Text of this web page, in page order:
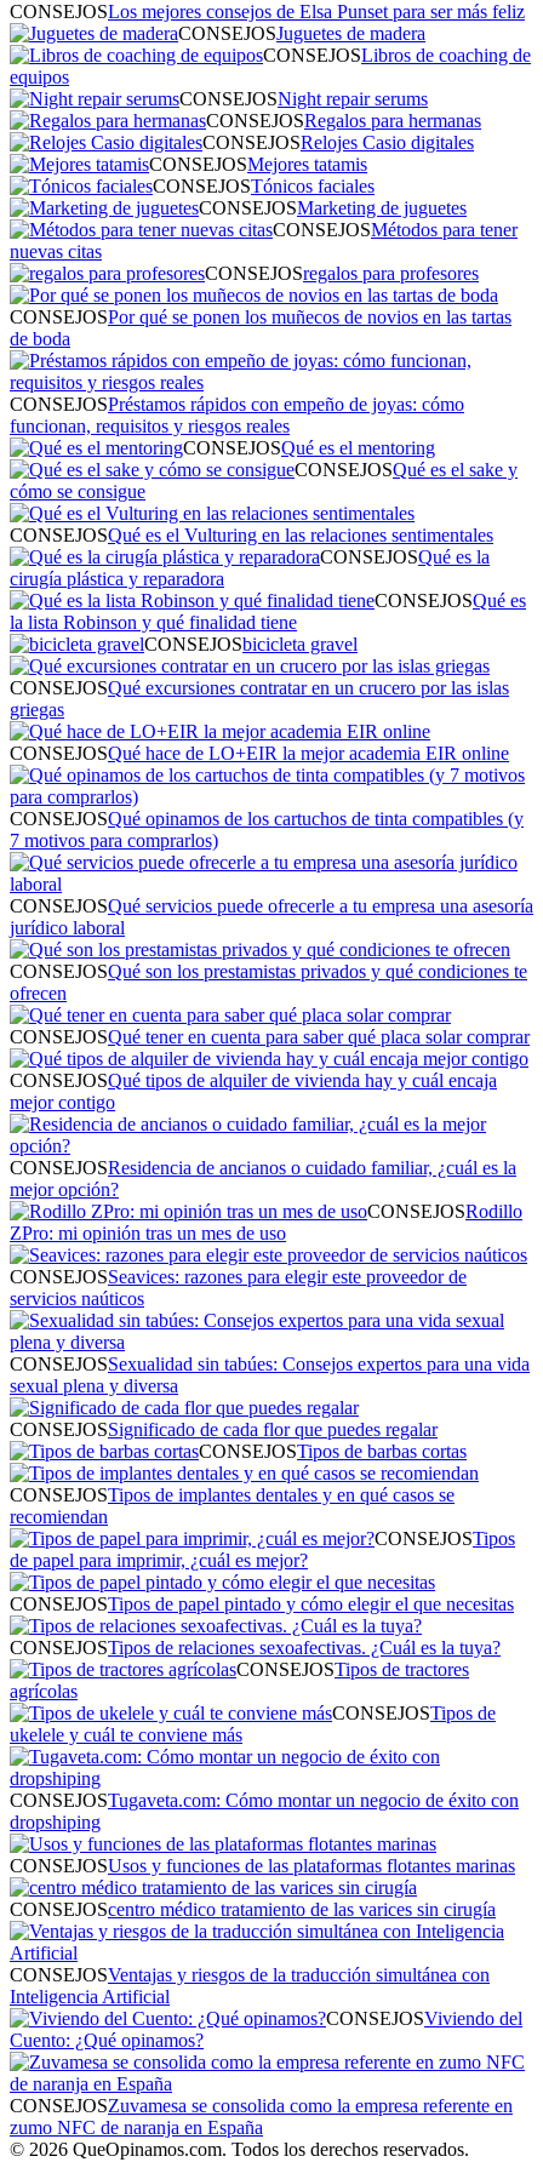
CONSEJOSLos mejores consejos de Elsa Punset para ser más feliz
CONSEJOSJuguetes de madera
CONSEJOSLibros de coaching de
equipos
CONSEJOSNight repair serums
CONSEJOSRegalos para hermanas
CONSEJOSRelojes Casio digitales
CONSEJOSMejores tatamis
CONSEJOSTónicos faciales
CONSEJOSMarketing de juguetes
CONSEJOSMétodos para tener
nuevas citas
CONSEJOSregalos para profesores
CONSEJOSPor qué se ponen los muñecos de novios en las tartas
de boda
CONSEJOSPréstamos rápidos con empeño de joyas: cómo
funcionan, requisitos y riesgos reales
CONSEJOSQué es el mentoring
CONSEJOSQué es el sake y
cómo se consigue
CONSEJOSQué es el Vulturing en las relaciones sentimentales
CONSEJOSQué es la
cirugía plástica y reparadora
CONSEJOSQué es
la lista Robinson y qué finalidad tiene
CONSEJOSbicicleta gravel
CONSEJOSQué excursiones contratar en un crucero por las islas
griegas
CONSEJOSQué hace de LO+EIR la mejor academia EIR online
CONSEJOSQué opinamos de los cartuchos de tinta compatibles (y
7 motivos para comprarlos)
CONSEJOSQué servicios puede ofrecerle a tu empresa una asesoría
jurídico laboral
CONSEJOSQué son los prestamistas privados y qué condiciones te
ofrecen
CONSEJOSQué tener en cuenta para saber qué placa solar comprar
CONSEJOSQué tipos de alquiler de vivienda hay y cuál encaja
mejor contigo
CONSEJOSResidencia de ancianos o cuidado familiar, ¿cuál es la
mejor opción?
CONSEJOSRodillo
ZPro: mi opinión tras un mes de uso
CONSEJOSSeavices: razones para elegir este proveedor de
servicios naúticos
CONSEJOSSexualidad sin tabúes: Consejos expertos para una vida
sexual plena y diversa
CONSEJOSSignificado de cada flor que puedes regalar
CONSEJOSTipos de barbas cortas
CONSEJOSTipos de implantes dentales y en qué casos se
recomiendan
CONSEJOSTipos
de papel para imprimir, ¿cuál es mejor?
CONSEJOSTipos de papel pintado y cómo elegir el que necesitas
CONSEJOSTipos de relaciones sexoafectivas. ¿Cuál es la tuya?
CONSEJOSTipos de tractores
agrícolas
CONSEJOSTipos de
ukelele y cuál te conviene más
CONSEJOSTugaveta.com: Cómo montar un negocio de éxito con
dropshiping
CONSEJOSUsos y funciones de las plataformas flotantes marinas
CONSEJOScentro médico tratamiento de las varices sin cirugía
CONSEJOSVentajas y riesgos de la traducción simultánea con
Inteligencia Artificial
CONSEJOSViviendo del
Cuento: ¿Qué opinamos?
CONSEJOSZuvamesa se consolida como la empresa referente en
zumo NFC de naranja en España
© 2026 QueOpinamos.com. Todos los derechos reservados.